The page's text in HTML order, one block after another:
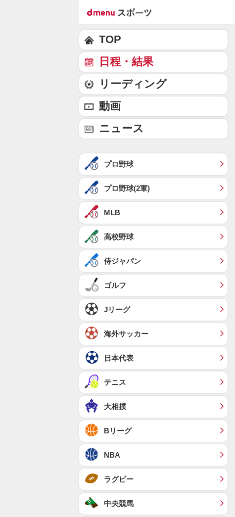
TOP
日程・結果
リーディング
動画
ニュース
プロ野球
プロ野球(2軍)
MLB
高校野球
侍ジャパン
ゴルフ
Jリーグ
海外サッカー
日本代表
テニス
大相撲
Bリーグ
NBA
ラグビー
中央競馬